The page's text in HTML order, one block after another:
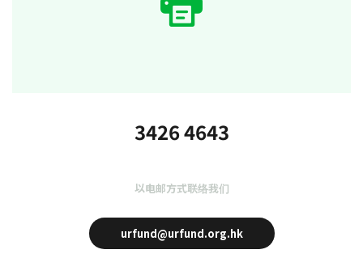
3426 4643
以电邮方式联络我们
urfund@urfund.org.hk